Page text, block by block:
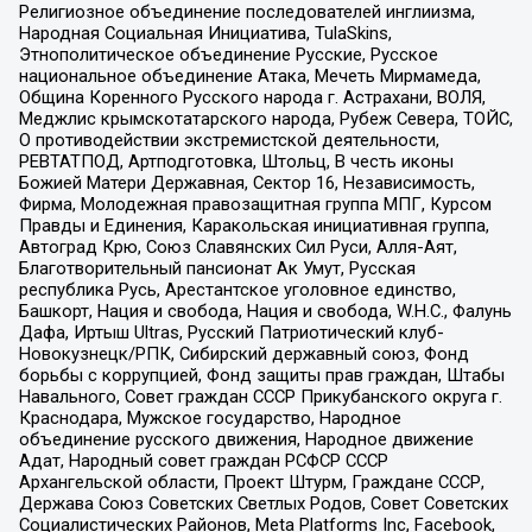
Религиозное объединение последователей инглиизма,
Народная Социальная Инициатива, TulaSkins,
Этнополитическое объединение Русские, Русское
национальное объединение Атака, Мечеть Мирмамеда,
Община Коренного Русского народа г. Астрахани, ВОЛЯ,
Меджлис крымскотатарского народа, Рубеж Севера, ТОЙС,
О противодействии экстремистской деятельности,
РЕВТАТПОД, Артподготовка, Штольц, В честь иконы
Божией Матери Державная, Сектор 16, Независимость,
Фирма, Молодежная правозащитная группа МПГ, Курсом
Правды и Единения, Каракольская инициативная группа,
Автоград Крю, Союз Славянских Сил Руси, Алля-Аят,
Благотворительный пансионат Ак Умут, Русская
республика Русь, Арестантское уголовное единство,
Башкорт, Нация и свобода, Нация и свобода, W.H.С., Фалунь
Дафа, Иртыш Ultras, Русский Патриотический клуб-
Новокузнецк/РПК, Сибирский державный союз, Фонд
борьбы с коррупцией, Фонд защиты прав граждан, Штабы
Навального, Совет граждан СССР Прикубанского округа г.
Краснодара, Мужское государство, Народное
объединение русского движения, Народное движение
Адат, Народный совет граждан РСФСР СССР
Архангельской области, Проект Штурм, Граждане СССР,
Держава Союз Советских Светлых Родов, Совет Советских
Социалистических Районов, Meta Platforms Inc, Facebook,